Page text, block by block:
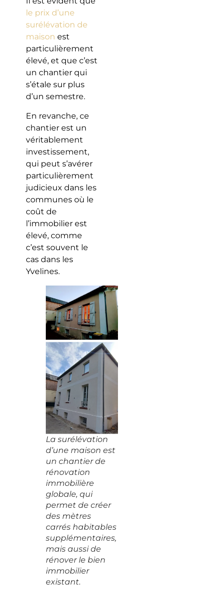
le prix d’une
surélévation de
maison est
particulièrement
élevé, et que c’est
un chantier qui
s’étale sur plus
d’un semestre.
En revanche, ce
chantier est un
véritablement
investissement,
qui peut s’avérer
particulièrement
judicieux dans les
communes où le
coût de
l’immobilier est
élevé, comme
c’est souvent le
cas dans les
Yvelines.
La surélévation
d’une maison est
un chantier de
rénovation
immobilière
globale, qui
permet de créer
des mètres
carrés habitables
supplémentaires,
mais aussi de
rénover le bien
immobilier
existant.